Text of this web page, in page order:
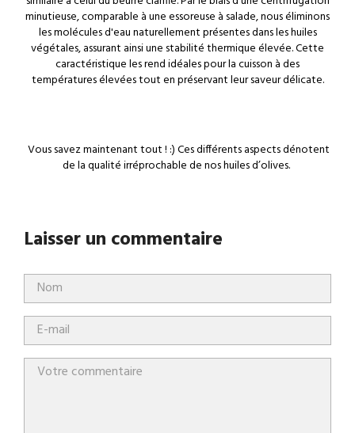
minutieuse, comparable à une essoreuse à salade, nous éliminons
les molécules d'eau naturellement présentes dans les huiles
végétales, assurant ainsi une stabilité thermique élevée. Cette
caractéristique les rend idéales pour la cuisson à des
températures élevées tout en préservant leur saveur délicate.
Vous savez maintenant tout ! :) Ces différents aspects dénotent
de la qualité irréprochable de nos huiles d’olives.
Laisser un commentaire